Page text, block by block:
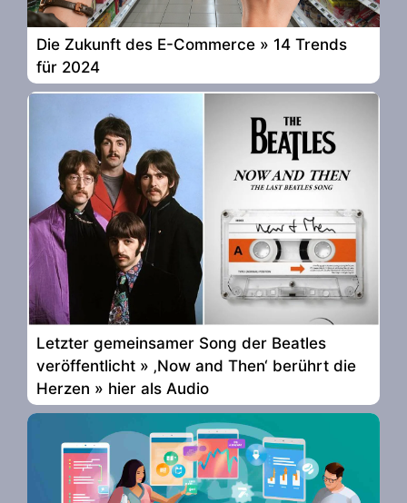
Die Zukunft des E-Commerce » 14 Trends
für 2024
Letzter gemeinsamer Song der Beatles
veröffentlicht » ‚Now and Then‘ berührt die
Herzen » hier als Audio